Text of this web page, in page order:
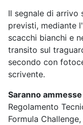
Il segnale di arrivo
previsti, mediante
scacchi bianchi e
transito sul
secondo con
scrivente.
Saranno ammesse
Regolamento
Formula